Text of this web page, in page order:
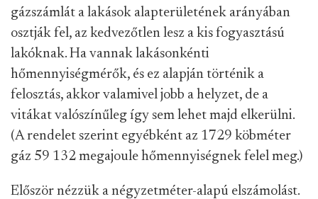
gázszámlát a lakások alapterületének arányában
osztják fel, az kedvezőtlen lesz a kis fogyasztású
lakóknak. Ha vannak lakásonkénti
hőmennyiségmérők, és ez alapján történik a
felosztás, akkor valamivel jobb a helyzet, de a
vitákat valószínűleg így sem lehet majd elkerülni.
(A rendelet szerint egyébként az 1729 köbméter
gáz 59 132 megajoule hőmennyiségnek felel meg.)
Először nézzük a négyzetméter-alapú elszámolást.